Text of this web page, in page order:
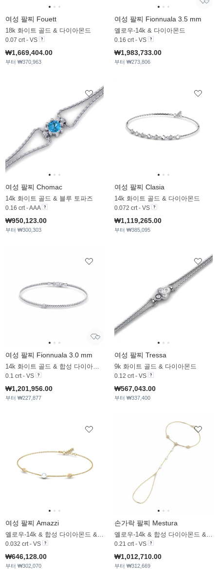
여성 팔찌 Fouett
18k 화이트 골드 & 다이아몬드
0.07 crt - VS
₩1,669,404.00
부터 ₩370,963
여성 팔찌 Fionnuala 3.5 mm
옐로우-14k & 다이아몬드
0.16 crt - VS
₩1,983,733.00
부터 ₩273,806
여성 팔찌 Chomac
14k 화이트 골드 & 블루 토파즈
0.16 crt - AAA
₩950,123.00
부터 ₩300,303
여성 팔찌 Clasia
14k 화이트 골드 & 다이아몬드
0.072 crt - VS
₩1,119,265.00
부터 ₩385,095
여성 팔찌 Fionnuala 3.0 mm
14k 화이트 골드 & 합성 다이아몬드
0.1 crt - VS
₩1,201,956.00
부터 ₩227,877
여성 팔찌 Tressa
9k 화이트 골드 & 다이아몬드
0.12 crt - VS
₩567,043.00
부터 ₩337,400
여성 팔찌 Amazzi
옐로우-14k & 합성 다이아몬드 & 화이트 진주
0.032 crt - VS
₩646,128.00
부터 ₩302,070
손가락 팔찌 Mestura
옐로우-14k & 합성 다이아몬드 & 화이트 진주
0.21 crt - VS
₩1,012,710.00
부터 ₩312,669